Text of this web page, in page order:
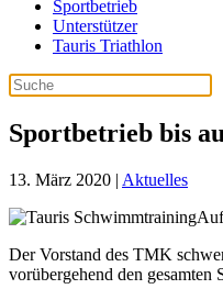
Sportbetrieb
Unterstützer
Tauris Triathlon
Sportbetrieb bis
13. März 2020 | Aktuelles
Der Vorstand des TMK
vorübergehend den gesamten